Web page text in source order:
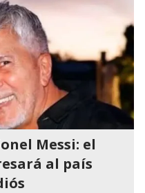
Messi: el
al país